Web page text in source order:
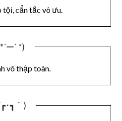
tội, cẩn tắc vô ưu.
ー` *)
vô thập toàn.
･┓｀)